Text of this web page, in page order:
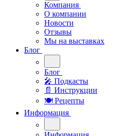
Компания
О компании
Новости
Отзывы
Мы на выставках
Блог
Блог
🎤︎︎ Подкасты
📄 Инструкции
🍽 Рецепты
Информация